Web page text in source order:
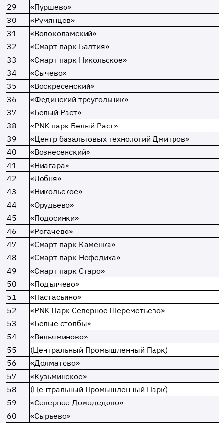
29
«Пуршево»
30
«Румянцев»
31
«Волоколамский»
32
«Смарт парк Балтия»
33
«Смарт парк Никольское»
34
«Сычево»
35
«Воскресенский»
36
«Фединский треугольник»
37
«Белый Раст»
38
«PNK парк Белый Раст»
39
«Центр базальтовых технологий Дмитров»
40
«Вознесенский»
41
«Ниагара»
42
«Лобня»
43
«Никольское»
44
«Орудьево»
45
«Подосинки»
46
«Рогачево»
47
«Смарт парк Каменка»
48
«Смарт парк Нефедиха»
49
«Смарт парк Старо»
50
«Подъячево»
51
«Настасьино»
52
«PNK Парк Северное Шереметьево»
53
«Белые столбы»
54
«Вельяминово»
55
(Центральный Промышленный Парк)
56
«Долматово»
57
«Кузьминское»
58
(Центральный Промышленный Парк)
59
«Северное Домодедово»
60
«Сырьево»